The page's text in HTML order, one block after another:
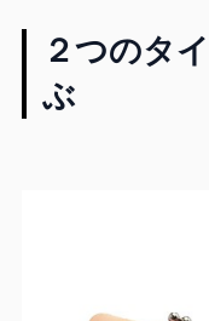
２つのタ
ぶ